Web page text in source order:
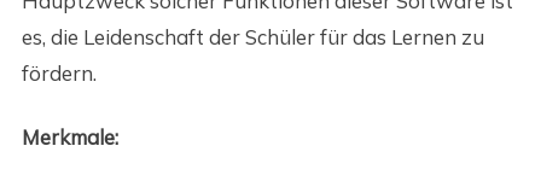
es, die Leidenschaft der Schüler für das Lernen zu
fördern.
Merkmale: